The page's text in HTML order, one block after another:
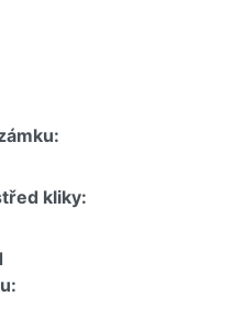
kliky: